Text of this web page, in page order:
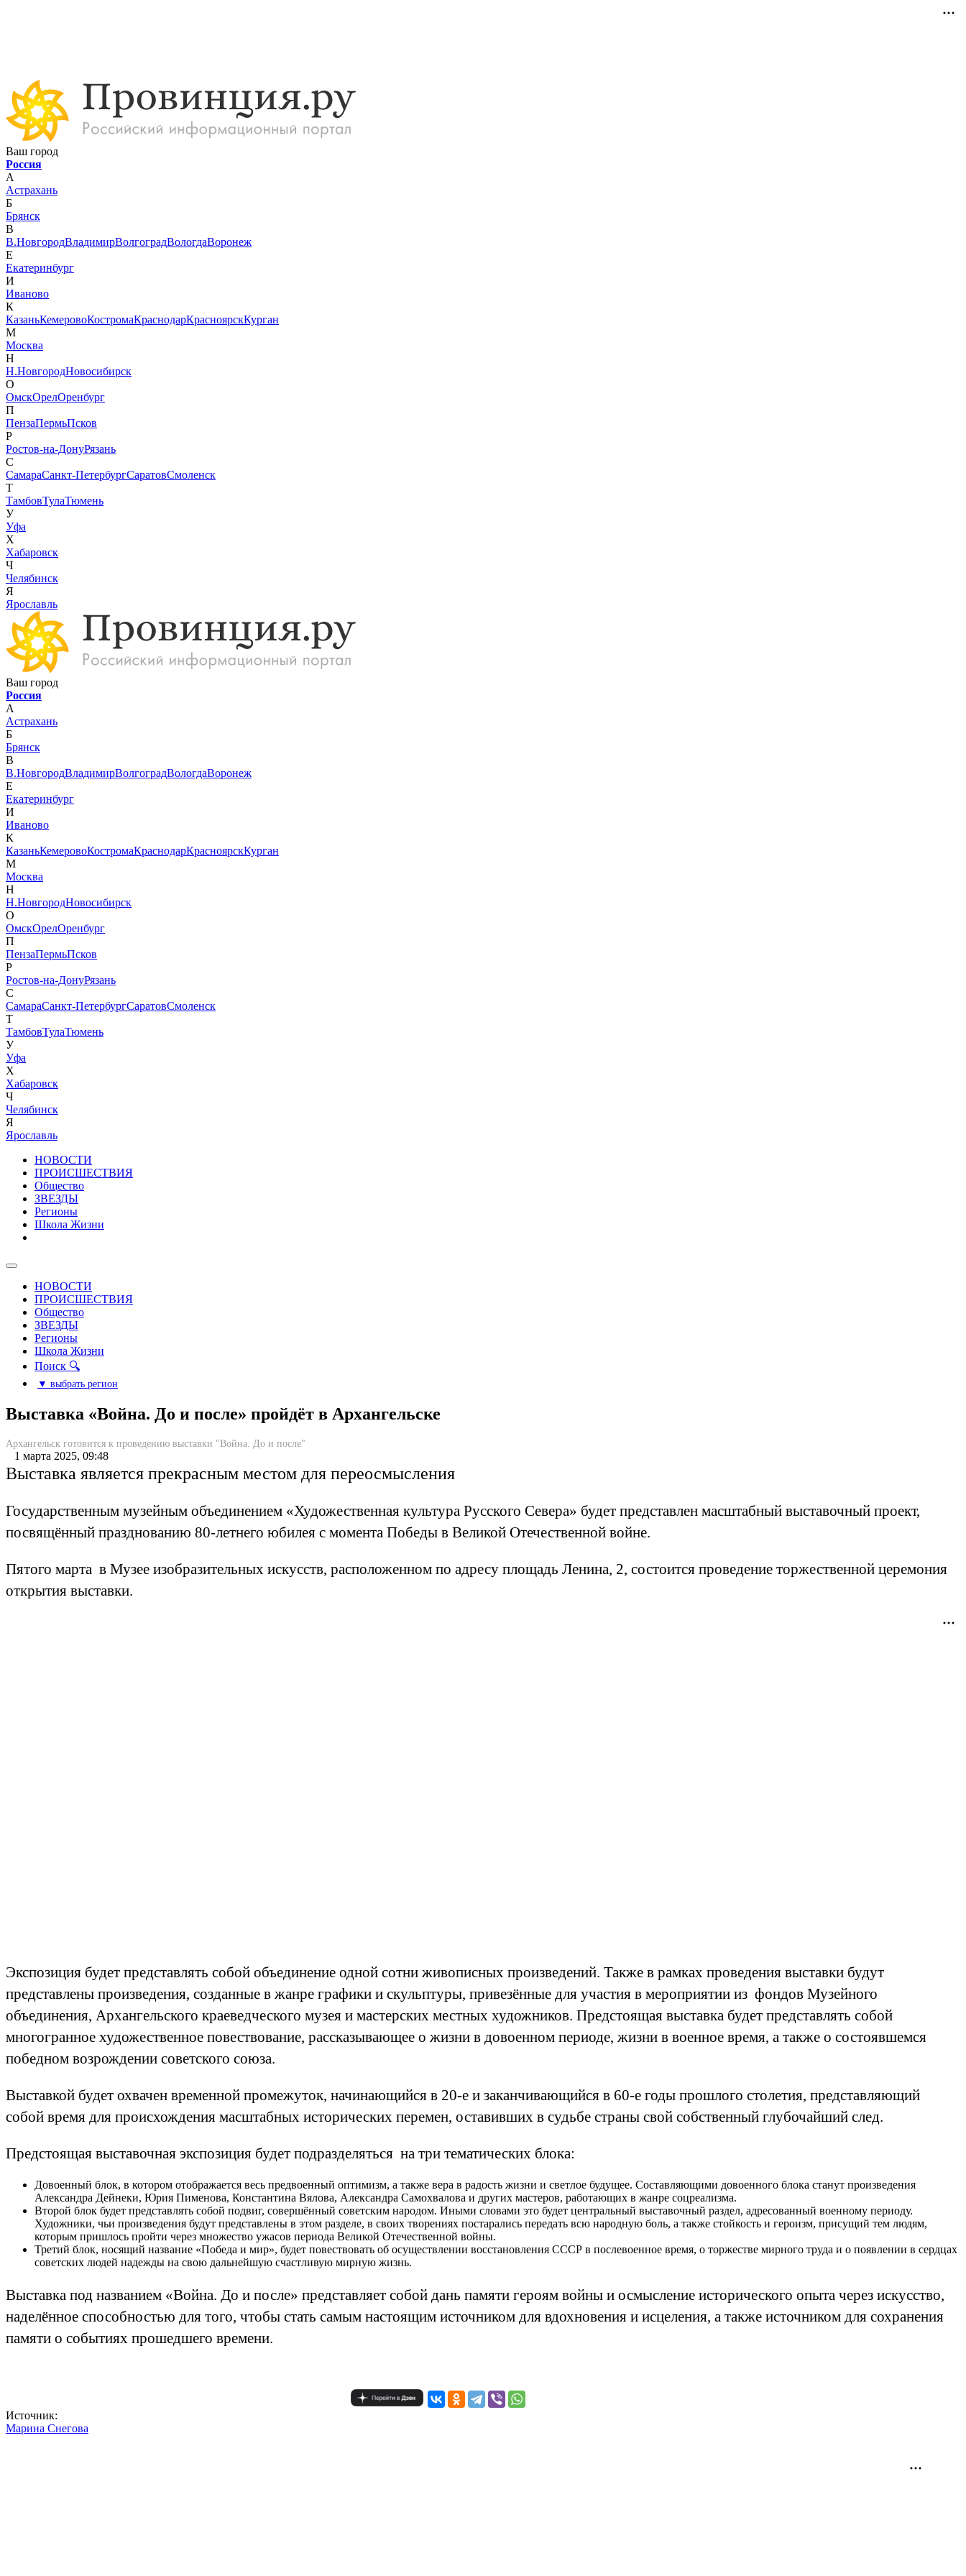
Ваш город
Россия
А
Астрахань
Б
Брянск
В
В.НовгородВладимирВолгоградВологдаВоронеж
Е
Екатеринбург
И
Иваново
К
КазаньКемеровоКостромаКраснодарКрасноярскКурган
М
Москва
Н
Н.НовгородНовосибирск
О
ОмскОрелОренбург
П
ПензаПермьПсков
Р
Ростов-на-ДонуРязань
С
СамараСанкт-ПетербургСаратовСмоленск
Т
ТамбовТулаТюмень
У
Уфа
Х
Хабаровск
Ч
Челябинск
Я
Ярославль
Ваш город
Россия
А
Астрахань
Б
Брянск
В
В.НовгородВладимирВолгоградВологдаВоронеж
Е
Екатеринбург
И
Иваново
К
КазаньКемеровоКостромаКраснодарКрасноярскКурган
М
Москва
Н
Н.НовгородНовосибирск
О
ОмскОрелОренбург
П
ПензаПермьПсков
Р
Ростов-на-ДонуРязань
С
СамараСанкт-ПетербургСаратовСмоленск
Т
ТамбовТулаТюмень
У
Уфа
Х
Хабаровск
Ч
Челябинск
Я
Ярославль
НОВОСТИ
ПРОИСШЕСТВИЯ
Общество
ЗВЕЗДЫ
Регионы
Школа Жизни
НОВОСТИ
ПРОИСШЕСТВИЯ
Общество
ЗВЕЗДЫ
Регионы
Школа Жизни
Поиск 🔍
▼ выбрать регион
Выставка «Война. До и после» пройдёт в Архангельске
Архангельск готовится к проведению выставки "Война. До и после"
1 марта 2025, 09:48
Выставка является прекрасным местом для переосмысления
Государственным музейным объединением «Художественная культура Русского Севера» будет представлен масштабный выставочный проект,
посвящённый празднованию 80-летнего юбилея с момента Победы в Великой Отечественной войне.
Пятого марта в Музее изобразительных искусств, расположенном по адресу площадь Ленина, 2, состоится проведение торжественной церемония
открытия выставки.
Экспозиция будет представлять собой объединение одной сотни живописных произведений. Также в рамках проведения выставки будут
представлены произведения, созданные в жанре графики и скульптуры, привезённые для участия в мероприятии из фондов Музейного
объединения, Архангельского краеведческого музея и мастерских местных художников. Предстоящая выставка будет представлять собой
многогранное художественное повествование, рассказывающее о жизни в довоенном периоде, жизни в военное время, а также о состоявшемся
победном возрождении советского союза.
Выставкой будет охвачен временной промежуток, начинающийся в 20-е и заканчивающийся в 60-е годы прошлого столетия, представляющий
собой время для происхождения масштабных исторических перемен, оставивших в судьбе страны свой собственный глубочайший след.
Предстоящая выставочная экспозиция будет подразделяться на три тематических блока:
Довоенный блок, в котором отображается весь предвоенный оптимизм, а также вера в радость жизни и светлое будущее. Составляющими довоенного блока станут произведения
Александра Дейнеки, Юрия Пименова, Константина Вялова, Александра Самохвалова и других мастеров, работающих в жанре соцреализма.
Второй блок будет представлять собой подвиг, совершённый советским народом. Иными словами это будет центральный выставочный раздел, адресованный военному периоду.
Художники, чьи произведения будут представлены в этом разделе, в своих творениях постарались передать всю народную боль, а также стойкость и героизм, присущий тем людям,
которым пришлось пройти через множество ужасов периода Великой Отечественной войны.
Третий блок, носящий название «Победа и мир», будет повествовать об осуществлении восстановления СССР в послевоенное время, о торжестве мирного труда и о появлении в сердцах
советских людей надежды на свою дальнейшую счастливую мирную жизнь.
Выставка под названием «Война. До и после» представляет собой дань памяти героям войны и осмысление исторического опыта через искусство,
наделённое способностью для того, чтобы стать самым настоящим источником для вдохновения и исцеления, а также источником для сохранения
памяти о событиях прошедшего времени.
Источник:
Mарина Снегова